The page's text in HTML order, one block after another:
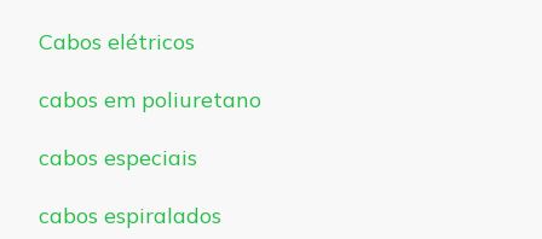
Cabos elétricos
cabos em poliuretano
cabos especiais
cabos espiralados